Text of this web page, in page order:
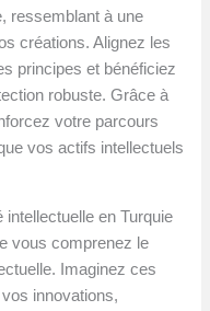
ressemblant à une
créations. Alignez les
principes et bénéficiez
robuste. Grâce à
votre parcours
vos actifs intellectuels
en Turquie
vous comprenez le
Imaginez ces
innovations,